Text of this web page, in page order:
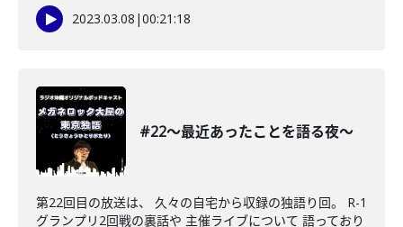
2023.03.08 |00:21:18
#22〜最近あったことを語る夜〜
第22回目の放送は、 久々の自宅から収録の独語り回。 R-1
グランプリ2回戦の裏話や 主催ライブについて 語っており